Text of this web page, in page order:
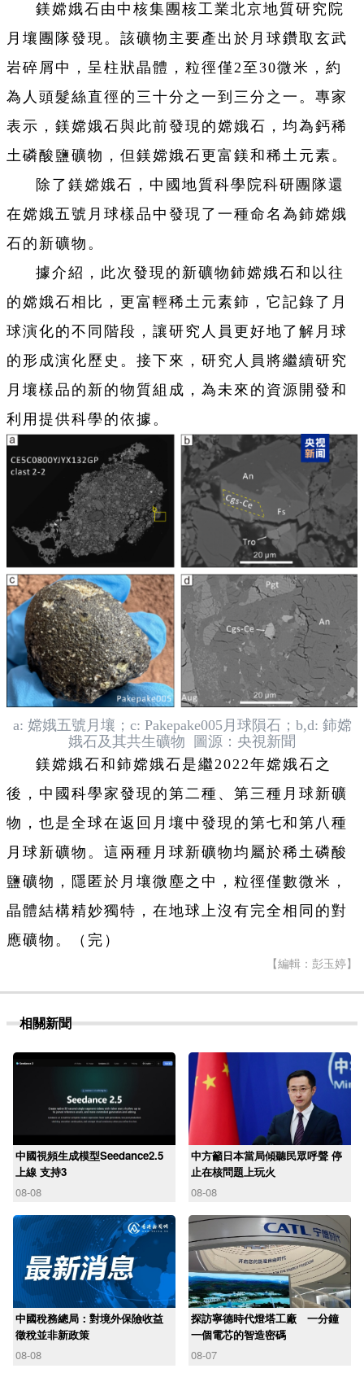
鎂嫦娥石由中核集團核工業北京地質研究院
月壤團隊發現。該礦物主要產出於月球鑽取玄武
岩碎屑中，呈柱狀晶體，粒徑僅2至30微米，約
為人頭髮絲直徑的三十分之一到三分之一。專家
表示，鎂嫦娥石與此前發現的嫦娥石，均為鈣稀
土磷酸鹽礦物，但鎂嫦娥石更富鎂和稀土元素。
除了鎂嫦娥石，中國地質科學院科研團隊還
在嫦娥五號月球樣品中發現了一種命名為鈰嫦娥
石的新礦物。
據介紹，此次發現的新礦物鈰嫦娥石和以往
的嫦娥石相比，更富輕稀土元素鈰，它記錄了月
球演化的不同階段，讓研究人員更好地了解月球
的形成演化歷史。接下來，研究人員將繼續研究
月壤樣品的新的物質組成，為未來的資源開發和
利用提供科學的依據。
a: 嫦娥五號月壤；c: Pakepake005月球隕石；b,d: 鈰嫦
娥石及其共生礦物 圖源：央視新聞
鎂嫦娥石和鈰嫦娥石是繼2022年嫦娥石之
後，中國科學家發現的第二種、第三種月球新礦
物，也是全球在返回月壤中發現的第七和第八種
月球新礦物。這兩種月球新礦物均屬於稀土磷酸
鹽礦物，隱匿於月壤微塵之中，粒徑僅數微米，
晶體結構精妙獨特，在地球上沒有完全相同的對
應礦物。（完）
【編輯：彭玉婷】
相關新聞
中國視頻生成模型Seedance2.5
上線 支持3
08-08
中方籲日本當局傾聽民眾呼聲 停
止在核問題上玩火
08-08
中國稅務總局：對境外保險收益
徵稅並非新政策
08-08
探訪寧德時代燈塔工廠 一分鐘
一個電芯的智造密碼
08-07